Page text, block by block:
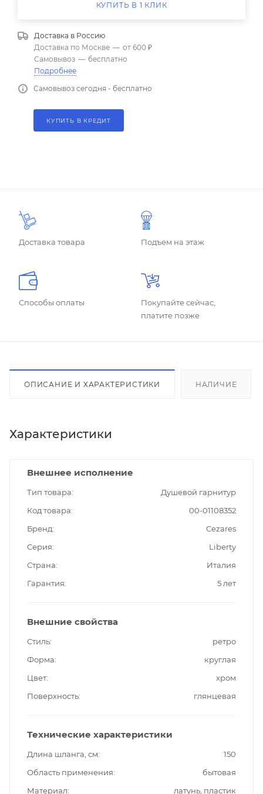
КУПИТЬ В 1 КЛИК
Доставка в Россию
Доставка по Москве — от 600 ₽
Самовывоз — бесплатно
Подробнее
Самовывоз сегодня - бесплатно
КУПИТЬ В КРЕДИТ
Доставка товара Подъем на этаж
Способы оплаты
Покупайте сейчас,
платите позже
ОПИСАНИЕ И ХАРАКТЕРИСТИКИ НАЛИЧИЕ
Характеристики
Внешнее исполнение
Тип товара
Душевой гарнитур
Код товара
00-01108352
Бренд
Cezares
Серия
Liberty
Страна
Италия
Гарантия
5 лет
Внешние свойства
Стиль
ретро
Форма
круглая
Цвет
хром
Поверхность
глянцевая
Технические характеристики
Длина шланга, см
150
Область применения
бытовая
Материал
латунь, пластик